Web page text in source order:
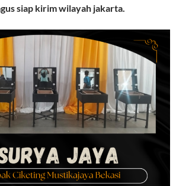
siap kirim wilayah jakarta.